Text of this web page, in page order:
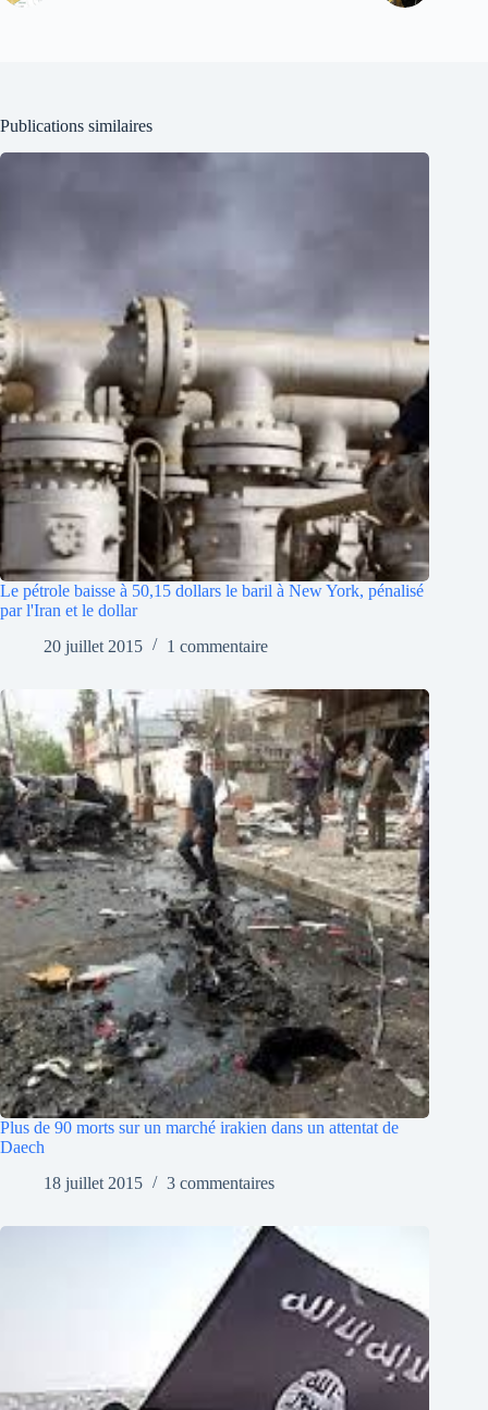
Publications similaires
Le pétrole baisse à 50,15 dollars le baril à New York, pénalisé
par l'Iran et le dollar
20 juillet 2015
1 commentaire
Plus de 90 morts sur un marché irakien dans un attentat de
Daech
18 juillet 2015
3 commentaires